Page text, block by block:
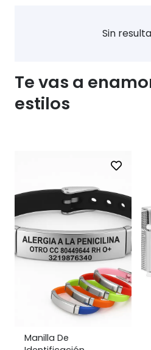
Sin
Te vas a
estilos
Manilla De